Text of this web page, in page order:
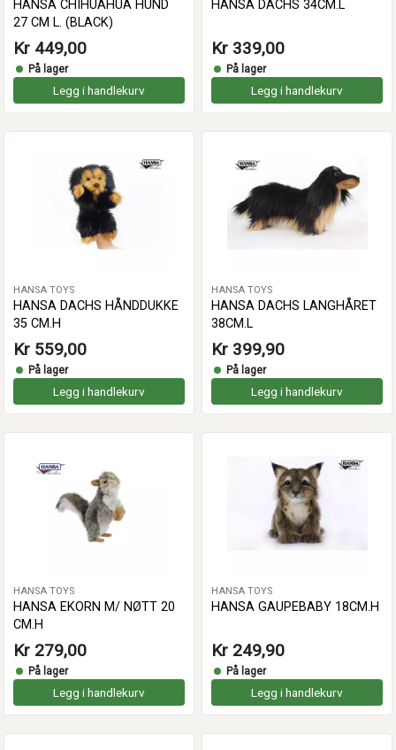
HANSA CHIHUAHUA HUND
27 CM L. (BLACK)
Kr 449,00
På lager
Legg i handlekurv
HANSA DACHS 34CM.L
Kr 339,00
På lager
Legg i handlekurv
HANSA TOYS
HANSA DACHS HÅNDDUKKE
35 CM.H
Kr 559,00
På lager
Legg i handlekurv
HANSA TOYS
HANSA DACHS LANGHÅRET
38CM.L
Kr 399,90
På lager
Legg i handlekurv
HANSA TOYS
HANSA EKORN M/ NØTT 20
CM.H
Kr 279,00
På lager
Legg i handlekurv
HANSA TOYS
HANSA GAUPEBABY 18CM.H
Kr 249,90
På lager
Legg i handlekurv